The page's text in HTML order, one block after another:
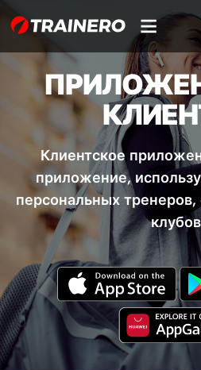
Клиентское
приложение,
персональных